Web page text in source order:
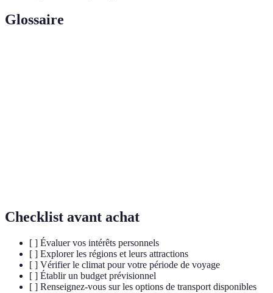
Glossaire
Checklist avant achat
[ ] Évaluer vos intérêts personnels
[ ] Explorer les régions et leurs attractions
[ ] Vérifier le climat pour votre période de voyage
[ ] Établir un budget prévisionnel
[ ] Renseignez-vous sur les options de transport disponibles